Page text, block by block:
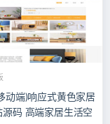
动端)响应式黄色家居
源码 高端家居生活空